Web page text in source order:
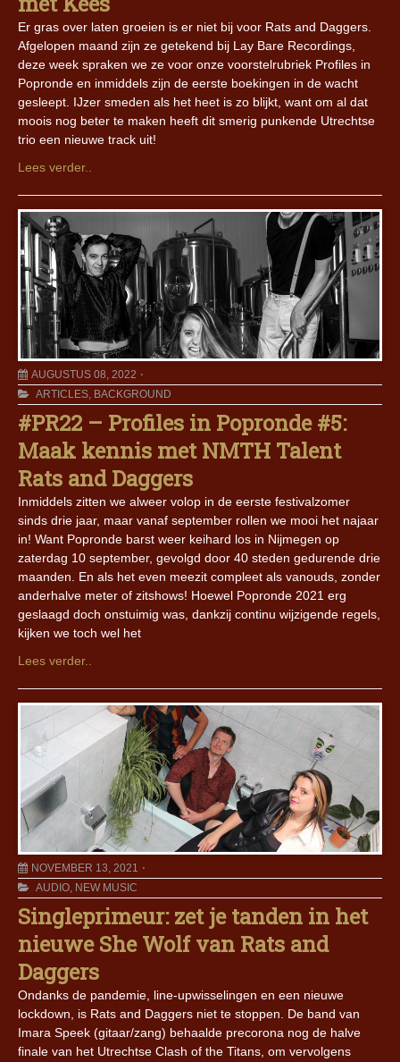
Er gras over laten groeien is er niet bij voor Rats and Daggers.
Afgelopen maand zijn ze getekend bij Lay Bare Recordings,
deze week spraken we ze voor onze voorstelrubriek Profiles in
Popronde en inmiddels zijn de eerste boekingen in de wacht
gesleept. IJzer smeden als het heet is zo blijkt, want om al dat
moois nog beter te maken heeft dit smerig punkende Utrechtse
trio een nieuwe track uit!
Lees verder..
AUGUSTUS 08, 2022
ARTICLES, BACKGROUND
#PR22 – Profiles in Popronde #5:
Maak kennis met NMTH Talent
Rats and Daggers
Inmiddels zitten we alweer volop in de eerste festivalzomer
sinds drie jaar, maar vanaf september rollen we mooi het najaar
in! Want Popronde barst weer keihard los in Nijmegen op
zaterdag 10 september, gevolgd door 40 steden gedurende drie
maanden. En als het even meezit compleet als vanouds, zonder
anderhalve meter of zitshows! Hoewel Popronde 2021 erg
geslaagd doch onstuimig was, dankzij continu wijzigende regels,
kijken we toch wel het
Lees verder..
NOVEMBER 13, 2021
AUDIO, NEW MUSIC
Singleprimeur: zet je tanden in het
nieuwe She Wolf van Rats and
Daggers
Ondanks de pandemie, line-upwisselingen en een nieuwe
lockdown, is Rats and Daggers niet te stoppen. De band van
Imara Speek (gitaar/zang) behaalde precorona nog de halve
finale van het Utrechtse Clash of the Titans, om vervolgens